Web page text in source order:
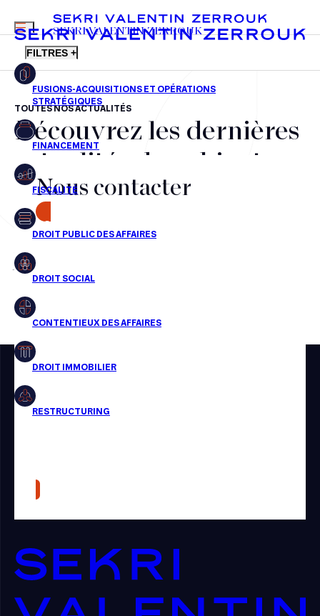
FR EN
MENU
SEKRI VALENTIN ZERROUK
FILTRES +
Fusions-acquisitions et opérations stratégiques
Financement
Fiscalité
Droit public des affaires
Droit social
Droit immobilier
Restructuring
Presse
TOUTES NOS ACTUALITÉS
Découvrez les dernières
actualités du cabinet,
nos récompenses et nos
transactions, jour après
jour
Aucun résultats pour cette recherche
Nous contacter